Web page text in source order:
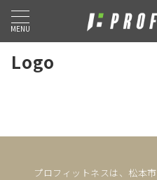
MENU
Logo
プロフィットネスは、松本